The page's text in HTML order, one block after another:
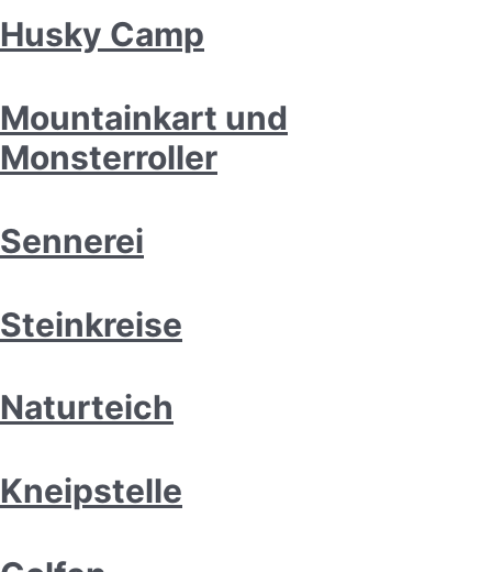
Husky Camp
Mountainkart und
Monsterroller
Sennerei
Steinkreise
Naturteich
Kneipstelle